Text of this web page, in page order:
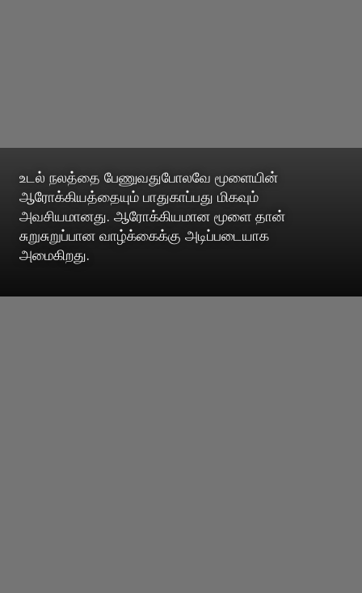
உடல் நலத்தை பேணுவதுபோலவே மூளையின்
ஆரோக்கியத்தையும் பாதுகாப்பது மிகவும்
அவசியமானது. ஆரோக்கியமான மூளை தான்
சுறுசுறுப்பான வாழ்க்கைக்கு அடிப்படையாக
அமைகிறது.